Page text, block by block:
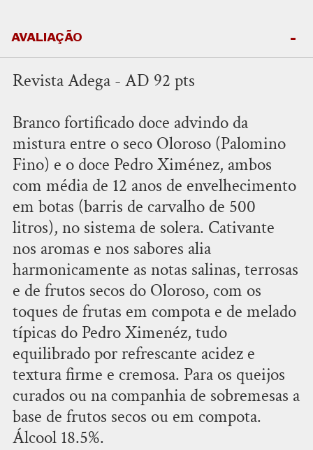
AVALIAÇÃO
Revista Adega - AD 92 pts
Branco fortificado doce advindo da
mistura entre o seco Oloroso (Palomino
Fino) e o doce Pedro Ximénez, ambos
com média de 12 anos de envelhecimento
em botas (barris de carvalho de 500
litros), no sistema de solera. Cativante
nos aromas e nos sabores alia
harmonicamente as notas salinas, terrosas
e de frutos secos do Oloroso, com os
toques de frutas em compota e de melado
típicas do Pedro Ximenéz, tudo
equilibrado por refrescante acidez e
textura firme e cremosa. Para os queijos
curados ou na companhia de sobremesas a
base de frutos secos ou em compota.
Álcool 18.5%.